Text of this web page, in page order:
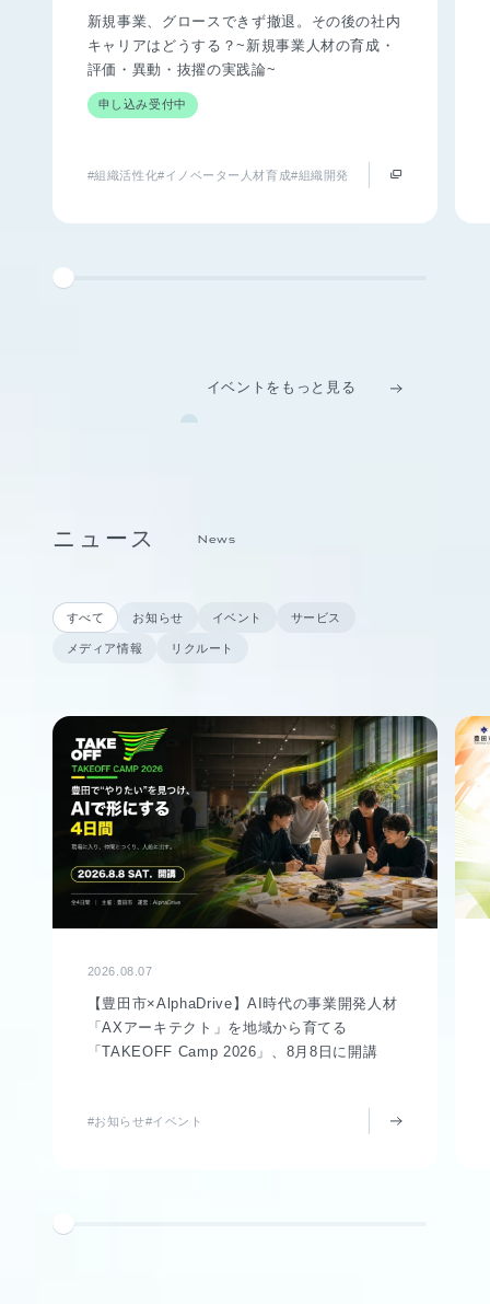
新規事業、グロースできず撤退。その後の社内
キャリアはどうする？~新規事業人材の育成・
評価・異動・抜擢の実践論~
申し込み受付中
#組織活性化#イノベーター人材育成#組織開発
イベントをもっと見る
ニュース News
すべて お知らせ イベント サービス
メディア情報 リクルート
2026.08.07
【豊田市×AlphaDrive】AI時代の事業開発人材
「AXアーキテクト」を地域から育てる
「TAKEOFF Camp 2026」、8月8日に開講
#お知らせ#イベント